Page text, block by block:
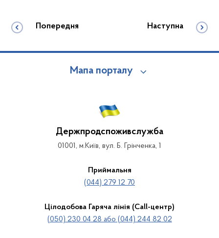
Попередня Наступна
Мапа порталу
Держпродспоживслужба
01001, м.Київ, вул. Б. Грінченка, 1
Приймальня
(044) 279 12 70
Цілодобова Гаряча лінія (Call-центр)
(050) 230 04 28 або (044) 244 82 02